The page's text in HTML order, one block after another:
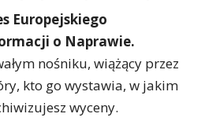
Europejskiego
o Naprawie.
nośniku, wiążący przez
kto go wystawia, w jakim
wyceny.